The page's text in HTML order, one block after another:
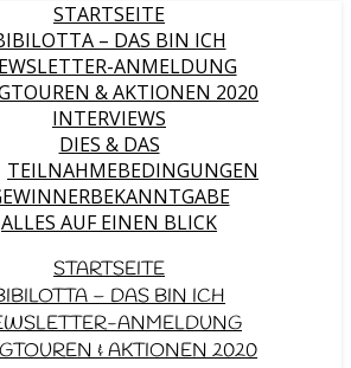
STARTSEITE
– DAS BIN ICH
ANMELDUNG
& AKTIONEN 2020
INTERVIEWS
DIES & DAS
TEILNAHMEBEDINGUNGEN
ALLES AUF EINEN BLICK
STARTSEITE
– DAS BIN ICH
ANMELDUNG
& AKTIONEN 2020